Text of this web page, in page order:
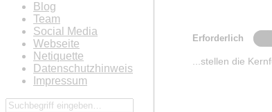
Blog
Team
Social Media
Webseite
Netiquette
Datenschutzhinweis
Impressum